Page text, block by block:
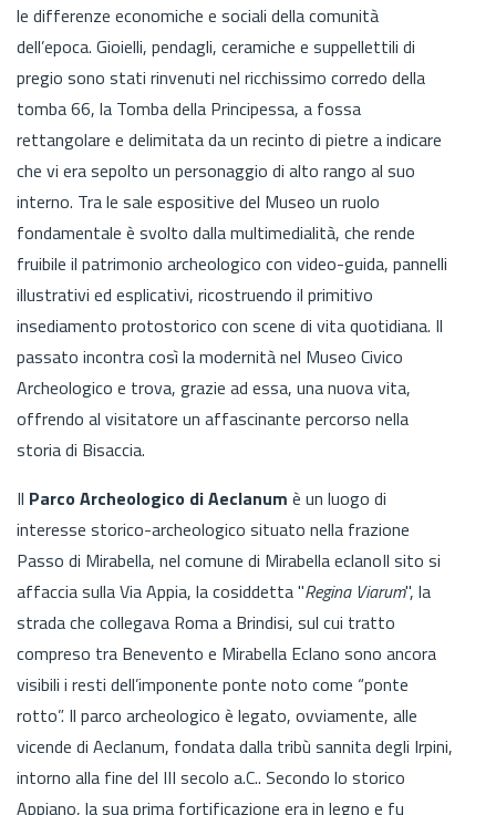
le differenze economiche e sociali della comunità
dell’epoca. Gioielli, pendagli, ceramiche e suppellettili di
pregio sono stati rinvenuti nel ricchissimo corredo della
tomba 66, la Tomba della Principessa, a fossa
rettangolare e delimitata da un recinto di pietre a indicare
che vi era sepolto un personaggio di alto rango al suo
interno. Tra le sale espositive del Museo un ruolo
fondamentale è svolto dalla multimedialità, che rende
fruibile il patrimonio archeologico con video-guida, pannelli
illustrativi ed esplicativi, ricostruendo il primitivo
insediamento protostorico con scene di vita quotidiana. Il
passato incontra così la modernità nel Museo Civico
Archeologico e trova, grazie ad essa, una nuova vita,
offrendo al visitatore un affascinante percorso nella
storia di Bisaccia.
Il Parco Archeologico di Aeclanum è un luogo di
interesse storico-archeologico situato nella frazione
Passo di Mirabella, nel comune di Mirabella eclanoIl sito si
affaccia sulla Via Appia, la cosiddetta "Regina Viarum", la
strada che collegava Roma a Brindisi, sul cui tratto
compreso tra Benevento e Mirabella Eclano sono ancora
visibili i resti dell’imponente ponte noto come “ponte
rotto”. Il parco archeologico è legato, ovviamente, alle
vicende di Aeclanum, fondata dalla tribù sannita degli Irpini,
intorno alla fine del III secolo a.C.. Secondo lo storico
Appiano, la sua prima fortificazione era in legno e fu